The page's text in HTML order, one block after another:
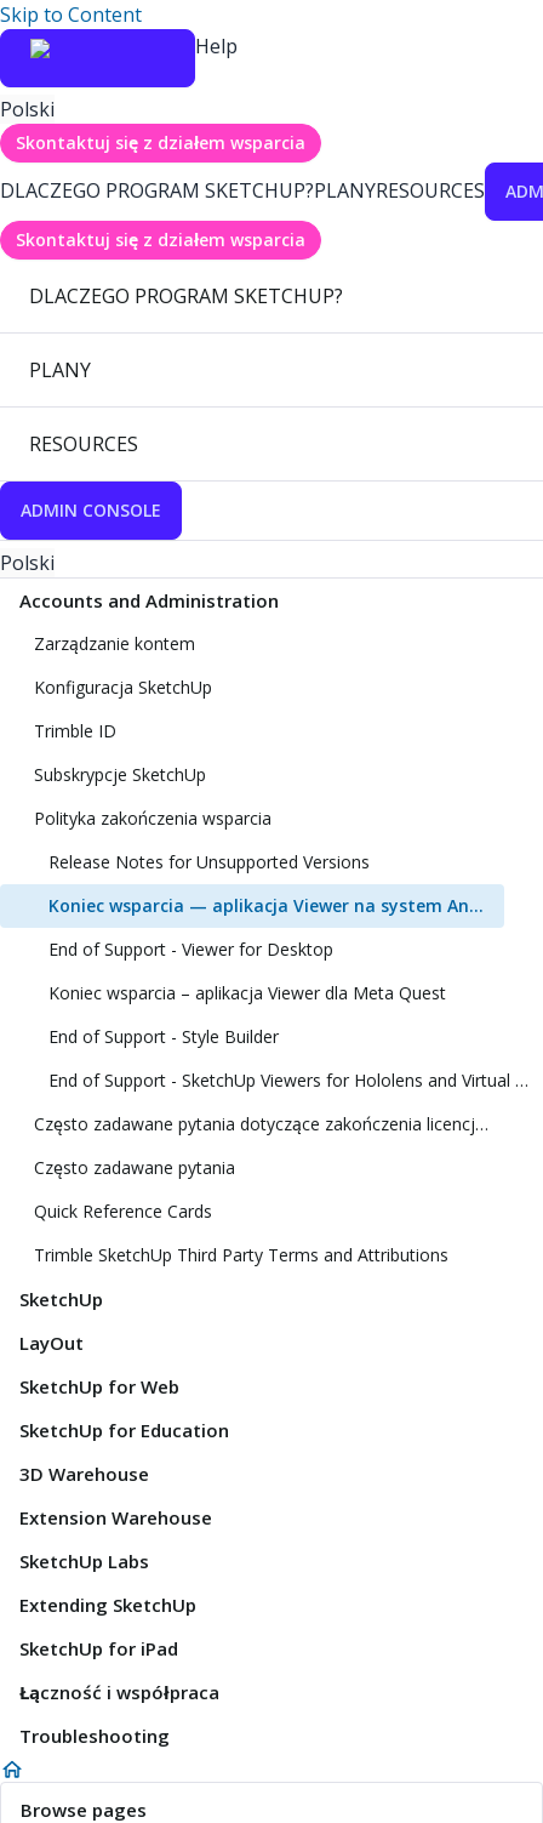
Skip to Content
Help
Polski
Skontaktuj się z działem wsparcia
DLACZEGO PROGRAM SKETCHUP?PLANYRESOURCES
Skontaktuj się z działem wsparcia
DLACZEGO PROGRAM SKETCHUP?
PLANY
RESOURCES
ADMIN CONSOLE
Polski
Accounts and Administration
Zarządzanie kontem
Konfiguracja SketchUp
Trimble ID
Subskrypcje SketchUp
Polityka zakończenia wsparcia
Release Notes for Unsupported Versions
Koniec wsparcia — aplikacja Viewer na system Android
End of Support - Viewer for Desktop
Koniec wsparcia – aplikacja Viewer dla Meta Quest
End of Support - Style Builder
End of Support - SketchUp Viewers for Hololens and Virtual Reality
Często zadawane pytania dotyczące zakończenia licencji klasycznej
Często zadawane pytania
Quick Reference Cards
Trimble SketchUp Third Party Terms and Attributions
SketchUp
LayOut
SketchUp for Web
SketchUp for Education
3D Warehouse
Extension Warehouse
SketchUp Labs
Extending SketchUp
SketchUp for iPad
Łączność i współpraca
Troubleshooting
Browse pages